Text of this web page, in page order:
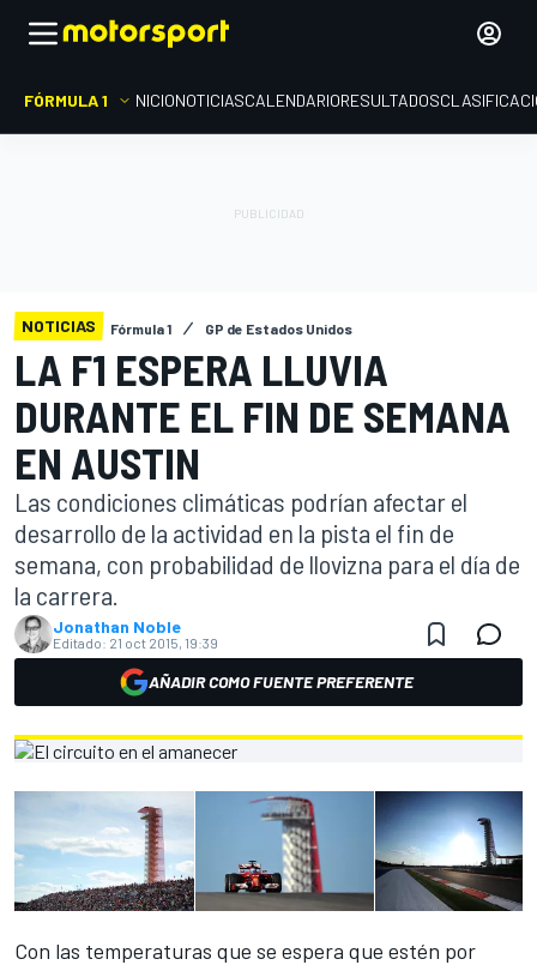
FÓRMULA 1 INICIONOTICIASCALENDARIORESULTADOS
NOTICIAS Fórmula 1 GP de Estados Unidos
LA F1 ESPERA LLUVIA
DURANTE EL FIN DE SEMANA
EN AUSTIN
Las condiciones climáticas podrían afectar el
desarrollo de la actividad en la pista el fin de
semana, con probabilidad de llovizna para el día de
la carrera.
Jonathan Noble
Editado: 21 oct 2015, 19:39
AÑADIR COMO FUENTE PREFERENTE
Con las temperaturas que se espera que estén por